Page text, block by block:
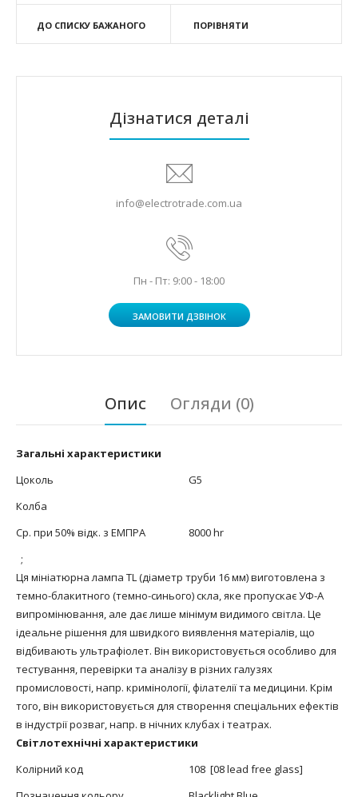
ДО СПИСКУ БАЖАНОГО ПОРІВНЯТИ
Дізнатися деталі
info@electrotrade.com.ua
Пн - Пт: 9:00 - 18:00
ЗАМОВИТИ ДЗВІНОК
Опис Огляди (0)
Загальні характеристики
Цоколь
G5
Колба
Ср. при 50% відк. з ЕМПРА
8000 hr
;
Ця мініатюрна лампа TL (діаметр труби 16 мм) виготовлена з
темно-блакитного (темно-синього) скла, яке пропускає УФ-А
випромінювання, але дає лише мінімум видимого світла. Це
ідеальне рішення для швидкого виявлення матеріалів, що
відбивають ультрафіолет. Він використовується особливо для
тестування, перевірки та аналізу в різних галузях
промисловості, напр. кримінології, філателії та медицини. Крім
того, він використовується для створення спеціальних ефектів
в індустрії розваг, напр. в нічних клубах і театрах.
Світлотехнічні характеристики
Колірний код
108 [08 lead free glass]